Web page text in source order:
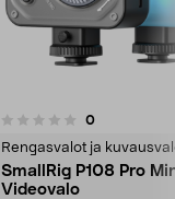
0arvostelut
Rengasvalot ja
SmallRig P108 Pro
Videovalo
5.0viidestä